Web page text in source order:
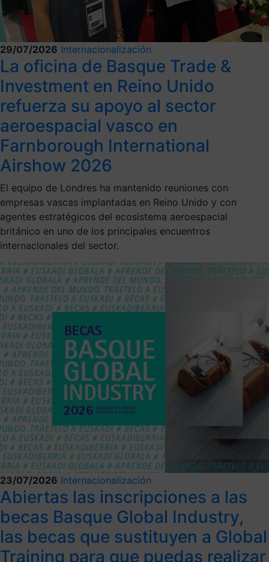
29/07/2026 Internacionalización
La oficina de Basque Trade &
Investment en Reino Unido
refuerza su apoyo al sector
aeroespacial vasco en
Farnborough International
Airshow 2026
El equipo de Londres ha mantenido reuniones con
empresas vascas implantadas en Reino Unido y con
agentes estratégicos del ecosistema aeroespacial
británico en uno de los principales encuentros
internacionales del sector.
23/07/2026 Internacionalización
Abiertas las inscripciones a las
becas Basque Global Industry,
las becas que sustituyen a Global
Training para que puedas realizar